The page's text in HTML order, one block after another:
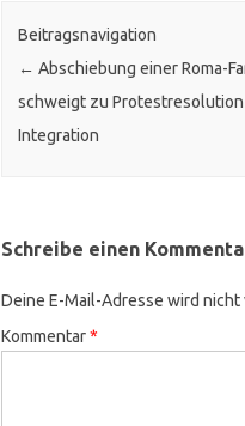
Beitragsnavigation
← Abschiebung einer Roma-
schweigt zu Protestresolution
Integration
Schreibe einen
Deine E-Mail-Adresse wird
Kommentar*